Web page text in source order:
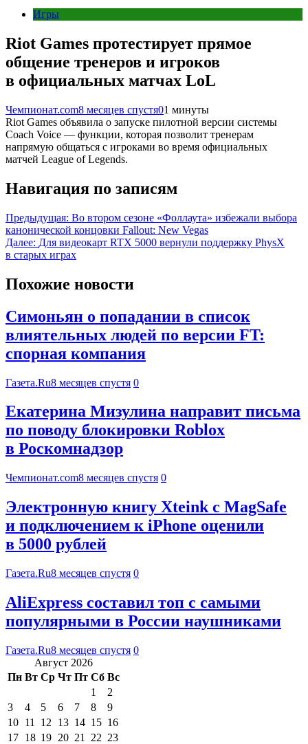
Игры
Riot Games протестирует прямое
общение тренеров и игроков
в официальных матчах LoL
Чемпионат.com8 месяцев спустя01 минуты
Riot Games объявила о запуске пилотной версии системы
Coach Voice — функции, которая позволит тренерам
напрямую общаться с игроками во время официальных
матчей League of Legends.
Навигация по записям
Предыдущая: Во втором сезоне «Фоллаута» избежали выбора
канонической концовки Fallout: New Vegas
Далее: Для видеокарт RTX 5000 вернули поддержку PhysX
в старых играх
Похожие новости
Симоньян о попадании в список
влиятельных людей по версии FT:
спорная компания
Газета.Ru8 месяцев спустя 0
Екатерина Мизулина направит письма
по поводу блокировки Roblox
в Роскомнадзор
Чемпионат.com8 месяцев спустя 0
Электронную книгу Xteink с MagSafe
и подключением к iPhone оценили
в 5000 рублей
Газета.Ru8 месяцев спустя 0
AliExpress составил топ с самыми
популярными в России наушниками
Газета.Ru8 месяцев спустя 0
Август 2026
Пн Вт Ср Чт Пт Сб Вс
1
2
3
4 5 6 7 8
9
10 11 12 13 14 15 16
17 18 19 20 21 22 23